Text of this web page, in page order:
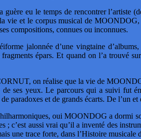
eu le temps de rencontrer l’artiste
vie et le corpus musical de
compositions, connues ou inconnues.
jalonnée d’une vingtaine
épars. Et quand on l’a trouvé
on réalise que la vie de
ses yeux. Le parcours qui a suivi fut
paradoxes et de grands écarts. De l’un
oui MOONDOG a dormi
; c’est aussi vrai qu’il a inventé des
une trace forte, dans l’Histoire musicale